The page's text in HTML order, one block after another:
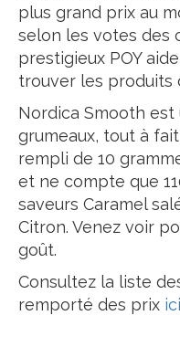
plus grand prix au
selon les votes des
prestigieux POY
trouver les produits
Nordica Smooth
grumeaux, tout à
rempli de 10
et ne compte que
saveurs Caramel
Citron. Venez voir
goût.
Consultez la liste
remporté des prix ici